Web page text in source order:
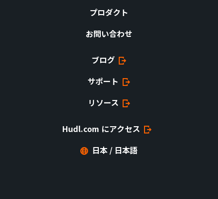
プロダクト
お問い合わせ
ブログ
サポート
リソース
Hudl.com にアクセス
日本 / 日本語